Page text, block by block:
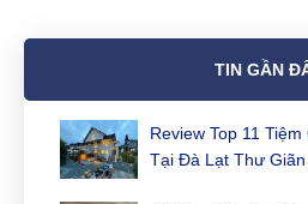
TIN GẦN
Review Top 11
Tại Đà Lạt Thư